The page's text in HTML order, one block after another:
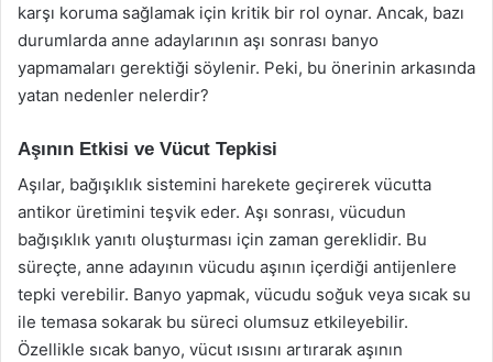
karşı koruma sağlamak için kritik bir rol oynar. Ancak, bazı
durumlarda anne adaylarının aşı sonrası banyo
yapmamaları gerektiği söylenir. Peki, bu önerinin arkasında
yatan nedenler nelerdir?
Aşının Etkisi ve Vücut Tepkisi
Aşılar, bağışıklık sistemini harekete geçirerek vücutta
antikor üretimini teşvik eder. Aşı sonrası, vücudun
bağışıklık yanıtı oluşturması için zaman gereklidir. Bu
süreçte, anne adayının vücudu aşının içerdiği antijenlere
tepki verebilir. Banyo yapmak, vücudu soğuk veya sıcak su
ile temasa sokarak bu süreci olumsuz etkileyebilir.
Özellikle sıcak banyo, vücut ısısını artırarak aşının